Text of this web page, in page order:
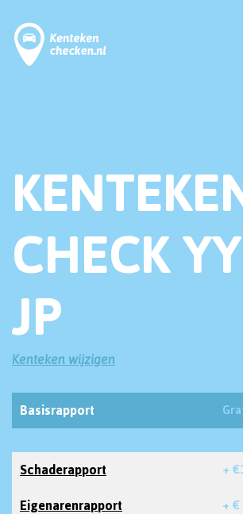
CHECK
JP
Kenteken wijzigen
Basisrapport
Schaderapport +
Eigenarenrapport + €